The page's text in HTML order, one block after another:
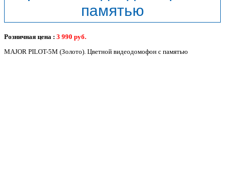
памятью
Розничная цена : 3 990 руб.
MAJOR PILOT-5M (Золото). Цветной видеодомофон с памятью